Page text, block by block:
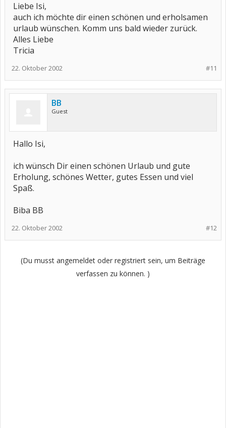
Liebe Isi,
auch ich möchte dir einen schönen und erholsamen
urlaub wünschen. Komm uns bald wieder zurück.
Alles Liebe
Tricia
#11
22. Oktober 2002
BB
Guest
Hallo Isi,
ich wünsch Dir einen schönen Urlaub und gute
Erholung, schönes Wetter, gutes Essen und viel
Spaß.
Biba BB
#12
22. Oktober 2002
(Du musst angemeldet oder registriert sein, um Beiträge
verfassen zu können. )